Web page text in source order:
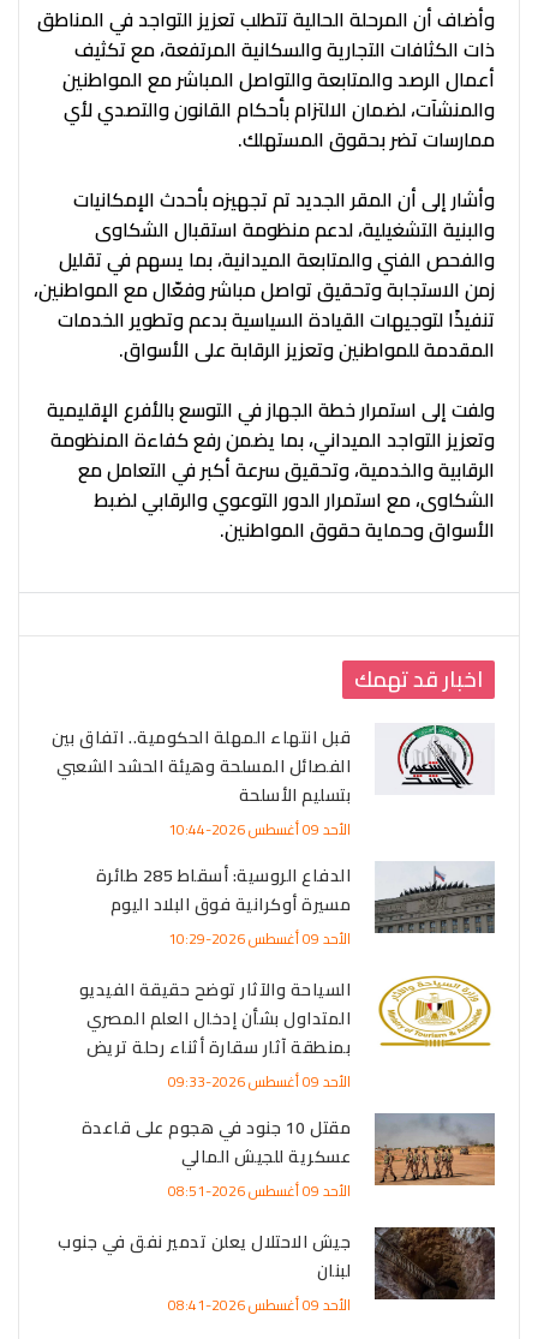
وأضاف أن المرحلة الحالية تتطلب تعزيز التواجد في المناطق
ذات الكثافات التجارية والسكانية المرتفعة، مع تكثيف
أعمال الرصد والمتابعة والتواصل المباشر مع المواطنين
والمنشآت، لضمان الالتزام بأحكام القانون والتصدي لأي
ممارسات تضر بحقوق المستهلك.
وأشار إلى أن المقر الجديد تم تجهيزه بأحدث الإمكانيات
والبنية التشغيلية، لدعم منظومة استقبال الشكاوى
والفحص الفني والمتابعة الميدانية، بما يسهم في تقليل
زمن الاستجابة وتحقيق تواصل مباشر وفعّال مع المواطنين،
تنفيذًا لتوجيهات القيادة السياسية بدعم وتطوير الخدمات
المقدمة للمواطنين وتعزيز الرقابة على الأسواق.
ولفت إلى استمرار خطة الجهاز في التوسع بالأفرع الإقليمية
وتعزيز التواجد الميداني، بما يضمن رفع كفاءة المنظومة
الرقابية والخدمية، وتحقيق سرعة أكبر في التعامل مع
الشكاوى، مع استمرار الدور التوعوي والرقابي لضبط
الأسواق وحماية حقوق المواطنين.
اخبار قد تهمك
قبل انتهاء المهلة الحكومية.. اتفاق بين
الفصائل المسلحة وهيئة الحشد الشعبي
بتسليم الأسلحة
الأحد 09 أغسطس 2026-10:44
الدفاع الروسية: أسقاط 285 طائرة
مسيرة أوكرانية فوق البلاد اليوم
الأحد 09 أغسطس 2026-10:29
السياحة والآثار توضح حقيقة الفيديو
المتداول بشأن إدخال العلم المصري
بمنطقة آثار سقارة أثناء رحلة تريض
الأحد 09 أغسطس 2026-09:33
مقتل 10 جنود في هجوم على قاعدة
عسكرية للجيش المالي
الأحد 09 أغسطس 2026-08:51
جيش الاحتلال يعلن تدمير نفق في جنوب
لبنان
الأحد 09 أغسطس 2026-08:41